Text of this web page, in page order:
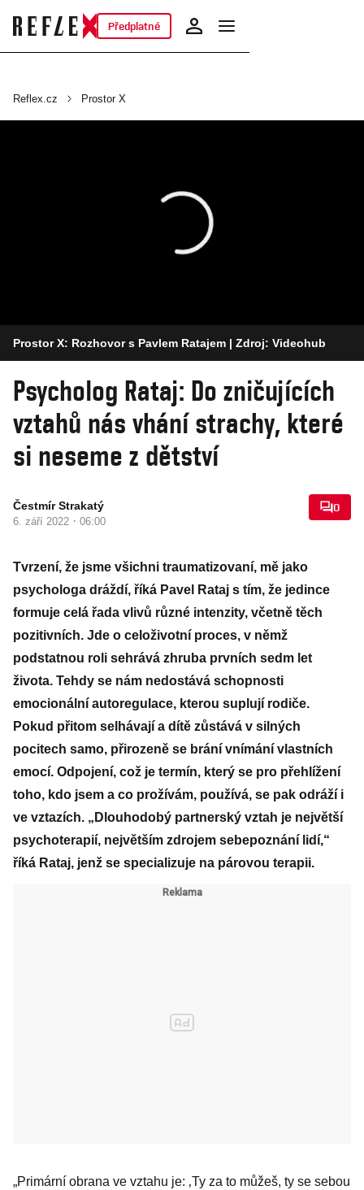
Předplatné
Reflex.cz Prostor X
Prostor X: Rozhovor s Pavlem Ratajem | Zdroj: Videohub
Psycholog Rataj: Do zničujících
vztahů nás vhání strachy, které
si neseme z dětství
Čestmír Strakatý
6. září 2022 · 06:00
0
Tvrzení, že jsme všichni traumatizovaní, mě jako
psychologa dráždí, říká Pavel Rataj s tím, že jedince
formuje celá řada vlivů různé intenzity, včetně těch
pozitivních. Jde o celoživotní proces, v němž
podstatnou roli sehrává zhruba prvních sedm let
života. Tehdy se nám nedostává schopnosti
emocionální autoregulace, kterou suplují rodiče.
Pokud přitom selhávají a dítě zůstává v silných
pocitech samo, přirozeně se brání vnímání vlastních
emocí. Odpojení, což je termín, který se pro přehlížení
toho, kdo jsem a co prožívám, používá, se pak odráží i
ve vztazích. „Dlouhodobý partnerský vztah je největší
psychoterapií, největším zdrojem sebepoznání lidí,“
říká Rataj, jenž se specializuje na párovou terapii.
„Primární obrana ve vztahu je: ‚Ty za to můžeš, ty se sebou